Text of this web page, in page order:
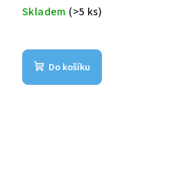
Skladem (>5 ks)
Do košíku